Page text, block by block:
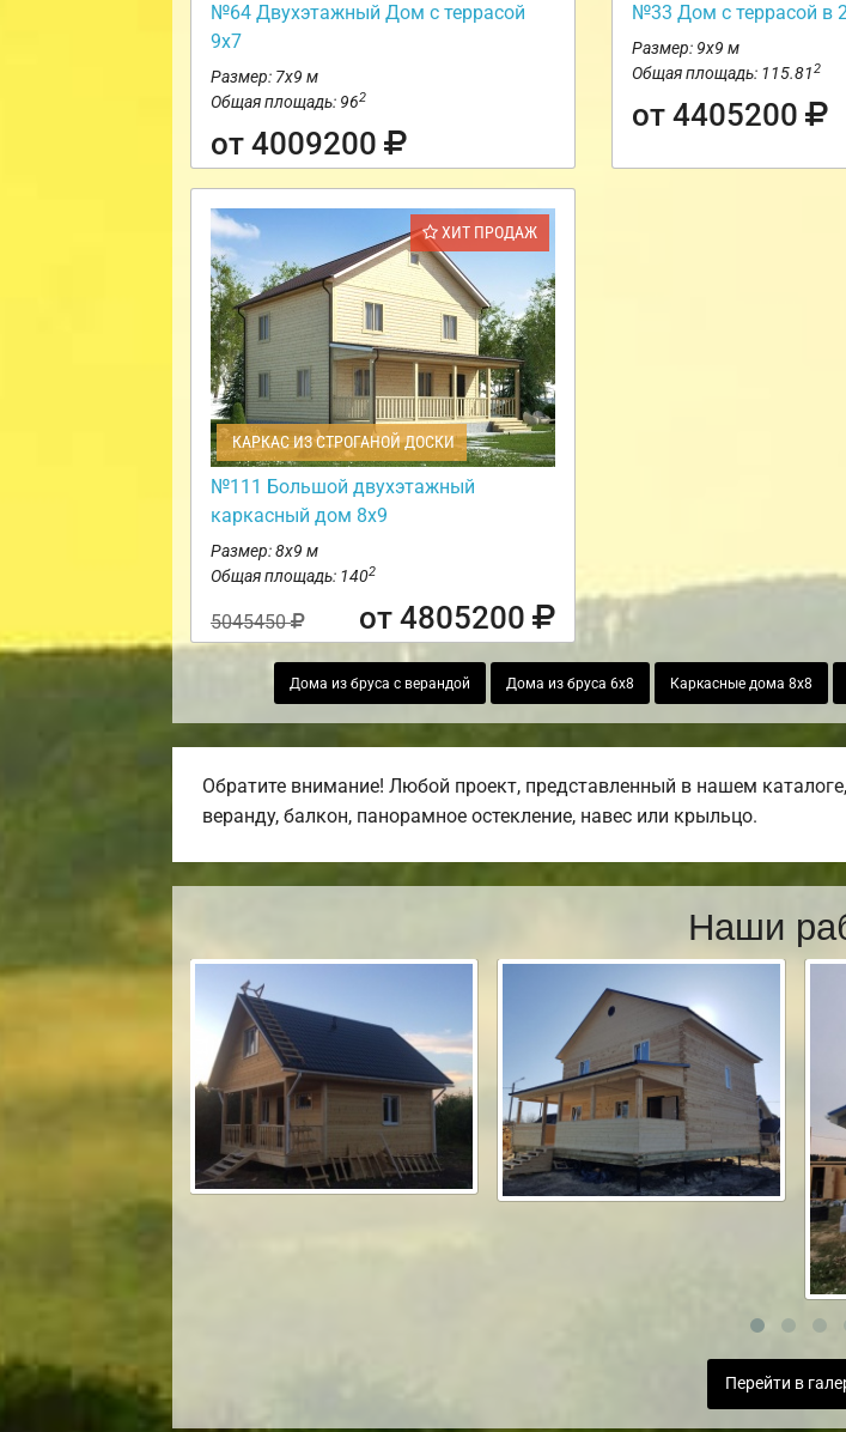
№64 Двухэтажный Дом с террасой
9х7
Размер: 7х9 м
Общая площадь: 962
от 4009200
№33 Дом с террасой в
Размер: 9х9 м
Общая площадь: 115.812
от 4405200
ХИТ ПРОДАЖ
КАРКАС ИЗ СТРОГАНОЙ ДОСКИ
№111 Большой двухэтажный
каркасный дом 8х9
Размер: 8х9 м
Общая площадь: 1402
5045450 от 4805200
Дома из бруса с верандой Дома из бруса 6х8 Каркасные дома 8х8
Обратите внимание! Любой проект, представленный в нашем
веранду, балкон, панорамное остекление, навес или крыльцо.
Наши
Перейти в